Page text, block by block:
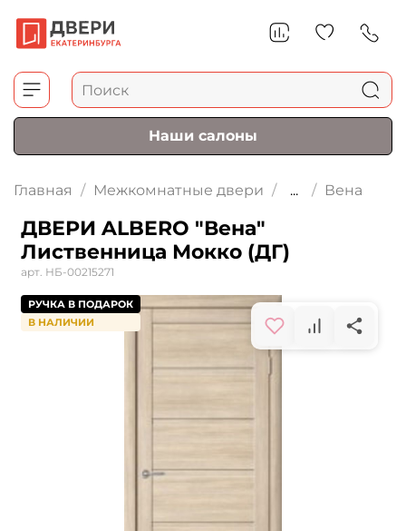
Наши салоны
Главная Межкомнатные двери ... Вена
ДВЕРИ ALBERO "Вена"
Лиственница Мокко (ДГ)
арт. НБ-00215271
РУЧКА В ПОДАРОК
В НАЛИЧИИ